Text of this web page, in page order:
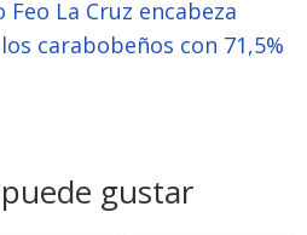
La Cruz encabeza
carabobeños con 71,5%
gustar